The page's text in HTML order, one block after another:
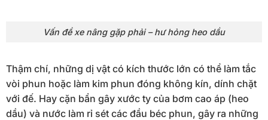
Vấn đề xe nâng gặp phải – hư hỏng heo dầu
Thậm chí, những dị vật có kích thước lớn có thể làm tắc
vòi phun hoặc làm kim phun đóng không kín, dính chặt
với đế. Hay cặn bẩn gây xước ty của bơm cao áp (heo
dầu) và nước làm rỉ sét các đầu béc phun, gây ra những